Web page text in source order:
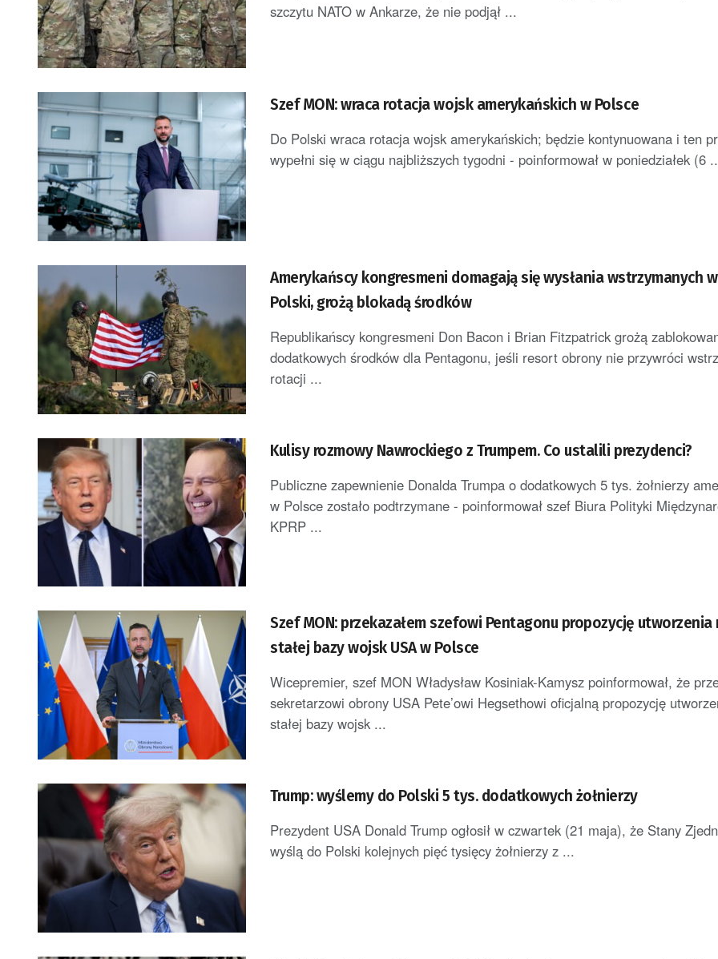
szczytu NATO w Ankarze, że nie podjął ...
Szef MON: wraca rotacja wojsk amerykańskich w Polsce
Do Polski wraca rotacja wojsk amerykańskich; będzie kontynuowana i ten
wypełni się w ciągu najbliższych tygodni - poinformował w poniedziałek (6
Amerykańscy kongresmeni domagają się wysłania wstrzymanych
Polski, grożą blokadą środków
Republikańscy kongresmeni Don Bacon i Brian Fitzpatrick grożą
dodatkowych środków dla Pentagonu, jeśli resort obrony nie przywróci
rotacji ...
Kulisy rozmowy Nawrockiego z Trumpem. Co ustalili prezydenci?
Publiczne zapewnienie Donalda Trumpa o dodatkowych 5 tys. żołnierzy
w Polsce zostało podtrzymane - poinformował szef Biura Polityki
KPRP ...
Szef MON: przekazałem szefowi Pentagonu propozycję utworzenia
stałej bazy wojsk USA w Polsce
Wicepremier, szef MON Władysław Kosiniak-Kamysz poinformował, że
sekretarzowi obrony USA Pete’owi Hegsethowi oficjalną propozycję
stałej bazy wojsk ...
Trump: wyślemy do Polski 5 tys. dodatkowych żołnierzy
Prezydent USA Donald Trump ogłosił w czwartek (21 maja), że Stany
wyślą do Polski kolejnych pięć tysięcy żołnierzy z ...